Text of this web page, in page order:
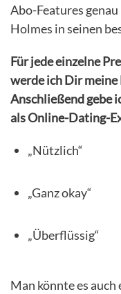
Abo-Features
Holmes in seinen
Für jede einzelne
werde ich Dir
Anschließend gebe
als Online-Dating-
„Nützlich“
„Ganz okay“
„Überflüssig“
Man könnte es